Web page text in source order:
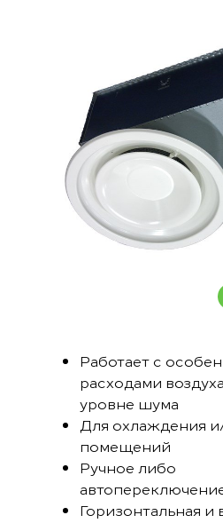
Работает с
расходами
уровне шума
Для охлаждения
помещений
Ручное либо
Горизонтальная и